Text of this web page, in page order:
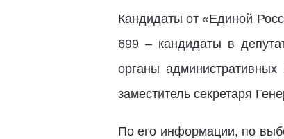
Кандидаты от «Единой
699 – кандидаты в
органы
заместитель секретаря
По его информации, по